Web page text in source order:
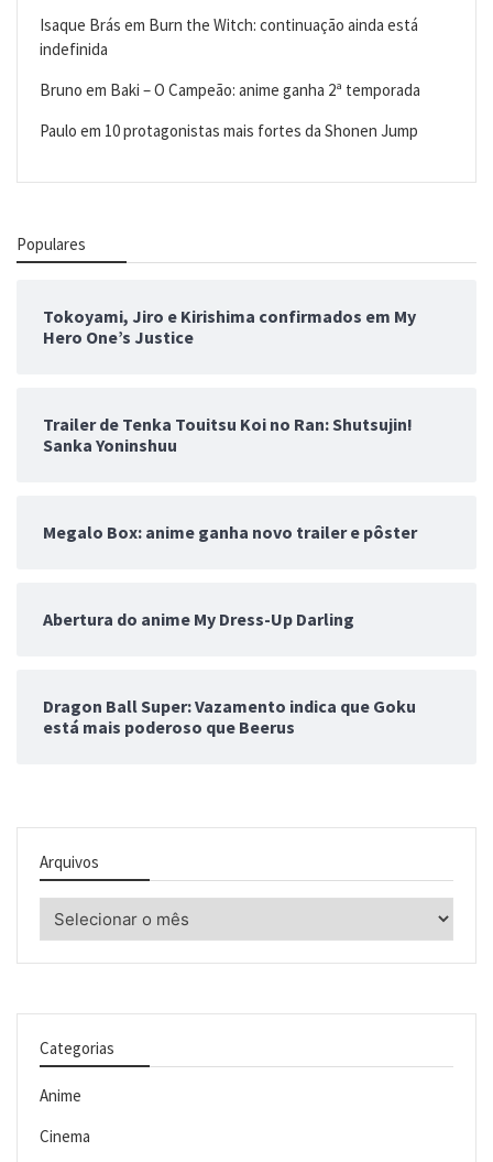
Isaque Brás em Burn the Witch: continuação ainda está
indefinida
Bruno em Baki – O Campeão: anime ganha 2ª temporada
Paulo em 10 protagonistas mais fortes da Shonen Jump
Populares
Tokoyami, Jiro e Kirishima confirmados em My
Hero One’s Justice
Trailer de Tenka Touitsu Koi no Ran: Shutsujin!
Sanka Yoninshuu
Megalo Box: anime ganha novo trailer e pôster
Abertura do anime My Dress-Up Darling
Dragon Ball Super: Vazamento indica que Goku
está mais poderoso que Beerus
Arquivos
Categorias
Anime
Cinema